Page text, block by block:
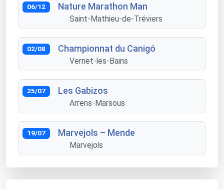
06/12 Nature Marathon Man
Saint-Mathieu-de-Tréviers
02/08 Championnat du Canigó
Vernet-les-Bains
25/07 Les Gabizos
Arrens-Marsous
19/07 Marvejols – Mende
Marvejols